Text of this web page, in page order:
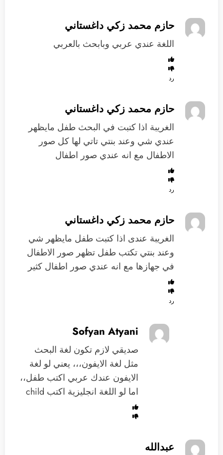
حازم محمد زكي داغستاني
اللغة عندي عربي وبابحث بالعربي
رد
حازم محمد زكي داغستاني
الغريبة اذا كتبت في البحث طفل مايظهر
عندي شي وعند بنتي تاتي لها كل صور
الاطفال مع انه عندي صور اطفال
رد
حازم محمد زكي داغستاني
الغريبة عندى اذا كتبت طفل مايظهر شي
وعند بنتي تكتب طفل تظهر صور الاطفال
في جهازها مع انه عندي صور اطفال كثير
رد
Sofyan Atyani
صديقي لازم تكون لغة البحث
مثل لغة الايفون،،، يعني لو لغة
الايفون عندك عربي اكتب طفل،،
اما لو اللغة انجليزية اكتب child
عبدالله